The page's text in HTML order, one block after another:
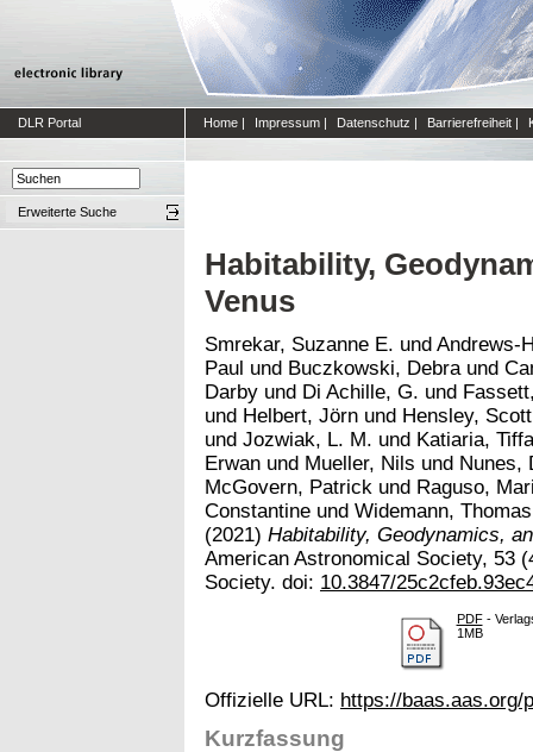
DLR Portal Home | Impressum | Datenschutz | Barrierefreiheit |
Erweiterte Suche
Habitability,
Venus
Smrekar, Suzanne E. und Andrews-
Paul und Buczkowski, Debra und
Darby und Di Achille, G. und
und Helbert, Jörn und Hensley, Scott
und Jozwiak, L. M. und Katiaria,
Erwan und Mueller, Nils und Nunes,
McGovern, Patrick und Raguso,
Constantine und Widemann, Thomas
(2021) Habitability, Geodynamics,
American Astronomical Society, 53
Society. doi: 10.3847/
PDF-
1MB
Offizielle URL: https://baas.aas.org/
Kurzfassung